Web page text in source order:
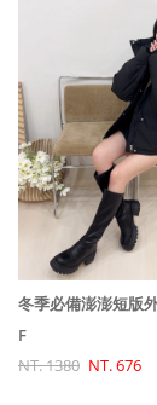
冬季必備澎澎短版
F
NT. 1380 NT. 676